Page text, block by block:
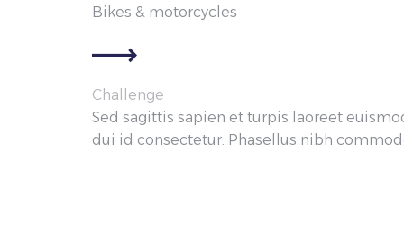
Bikes & motorcycles
Challenge
Sed sagittis sapien et turpis laoreet
dui id consectetur. Phasellus nibh